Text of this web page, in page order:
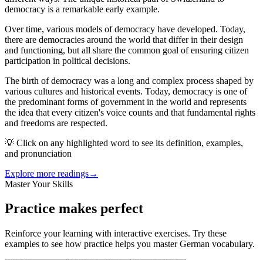
democracy is a remarkable early example.
Over time, various models ofdemocracy have developed. Today,
there are democracies around the world that differ in their design
and functioning, but all share the common goal of ensuring citizen
participation in political decisions.
The birth ofdemocracy was a long and complex process shaped by
various cultures and historical events. Today, democracy is one of
the predominant forms of government in the world and represents
the idea that every citizen's voice counts and that fundamental rights
and freedoms are respected.
💡 Click on any highlighted word to see its definition, examples,
and pronunciation
Explore more readings→
Master Your Skills
Practice makes perfect
Reinforce your learning with interactive exercises. Try these
examples to see how practice helps you master German vocabulary.